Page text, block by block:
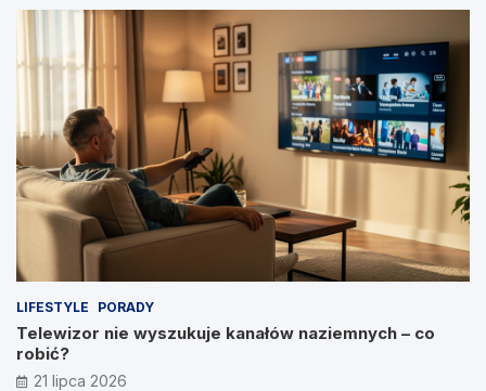
LIFESTYLE PORADY
Telewizor nie wyszukuje kanałów naziemnych – co
robić?
21 lipca 2026